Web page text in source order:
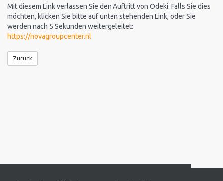
Mit diesem Link verlassen Sie den Auftritt von Odeki. Falls Sie dies
möchten, klicken Sie bitte auf unten stehenden Link, oder Sie
werden nach 5 Sekunden weitergeleitet:
https://novagroupcenter.nl
Zurück